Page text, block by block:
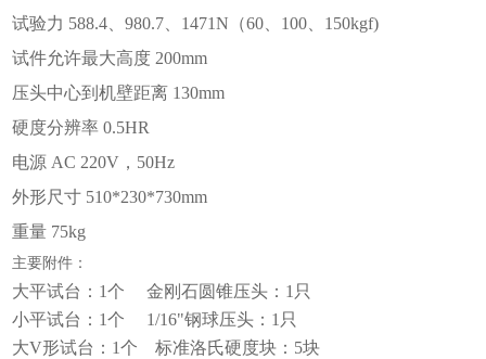
试验力 588.4、980.7、1471N（60、100、150kgf)
试件允许最大高度 200mm
压头中心到机壁距离 130mm
硬度分辨率 0.5HR
电源 AC 220V，50Hz
外形尺寸 510*230*730mm
重量 75kg
主要附件：
大平试台：1个 金刚石圆锥压头：1只
小平试台：1个 1/16"钢球压头：1只
大V形试台：1个 标准洛氏硬度块：5块